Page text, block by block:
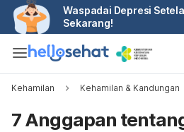
Waspadai Depresi
Sekarang!
Kehamilan Kehamilan & Kandungan
7 Anggapan